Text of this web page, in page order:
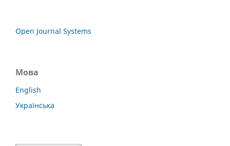
Open Journal Systems
Мова
English
Українська